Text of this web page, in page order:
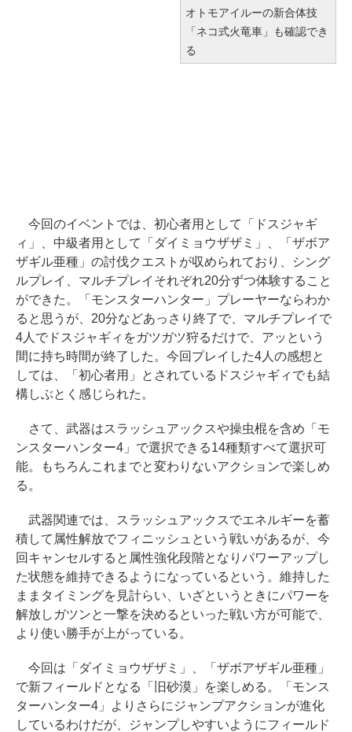
オトモアイルーの新合体技
「ネコ式火竜車」も確認でき
る
今回のイベントでは、初心者用として「ドスジャギ
ィ」、中級者用として「ダイミョウザザミ」、「ザボア
ザギル亜種」の討伐クエストが収められており、シング
ルプレイ、マルチプレイそれぞれ20分ずつ体験すること
ができた。「モンスターハンター」プレーヤーならわか
ると思うが、20分などあっさり終了で、マルチプレイで
4人でドスジャギィをガツガツ狩るだけで、アッという
間に持ち時間が終了した。今回プレイした4人の感想と
しては、「初心者用」とされているドスジャギィでも結
構しぶとく感じられた。
さて、武器はスラッシュアックスや操虫棍を含め「モ
ンスターハンター4」で選択できる14種類すべて選択可
能。もちろんこれまでと変わりないアクションで楽しめ
る。
武器関連では、スラッシュアックスでエネルギーを蓄
積して属性解放でフィニッシュという戦いがあるが、今
回キャンセルすると属性強化段階となりパワーアップし
た状態を維持できるようになっているという。維持した
ままタイミングを見計らい、いざというときにパワーを
解放しガツンと一撃を決めるといった戦い方が可能で、
より使い勝手が上がっている。
今回は「ダイミョウザザミ」、「ザボアザギル亜種」
で新フィールドとなる「旧砂漠」を楽しめる。「モンス
ターハンター4」よりさらにジャンプアクションが進化
しているわけだが、ジャンプしやすいようにフィールド